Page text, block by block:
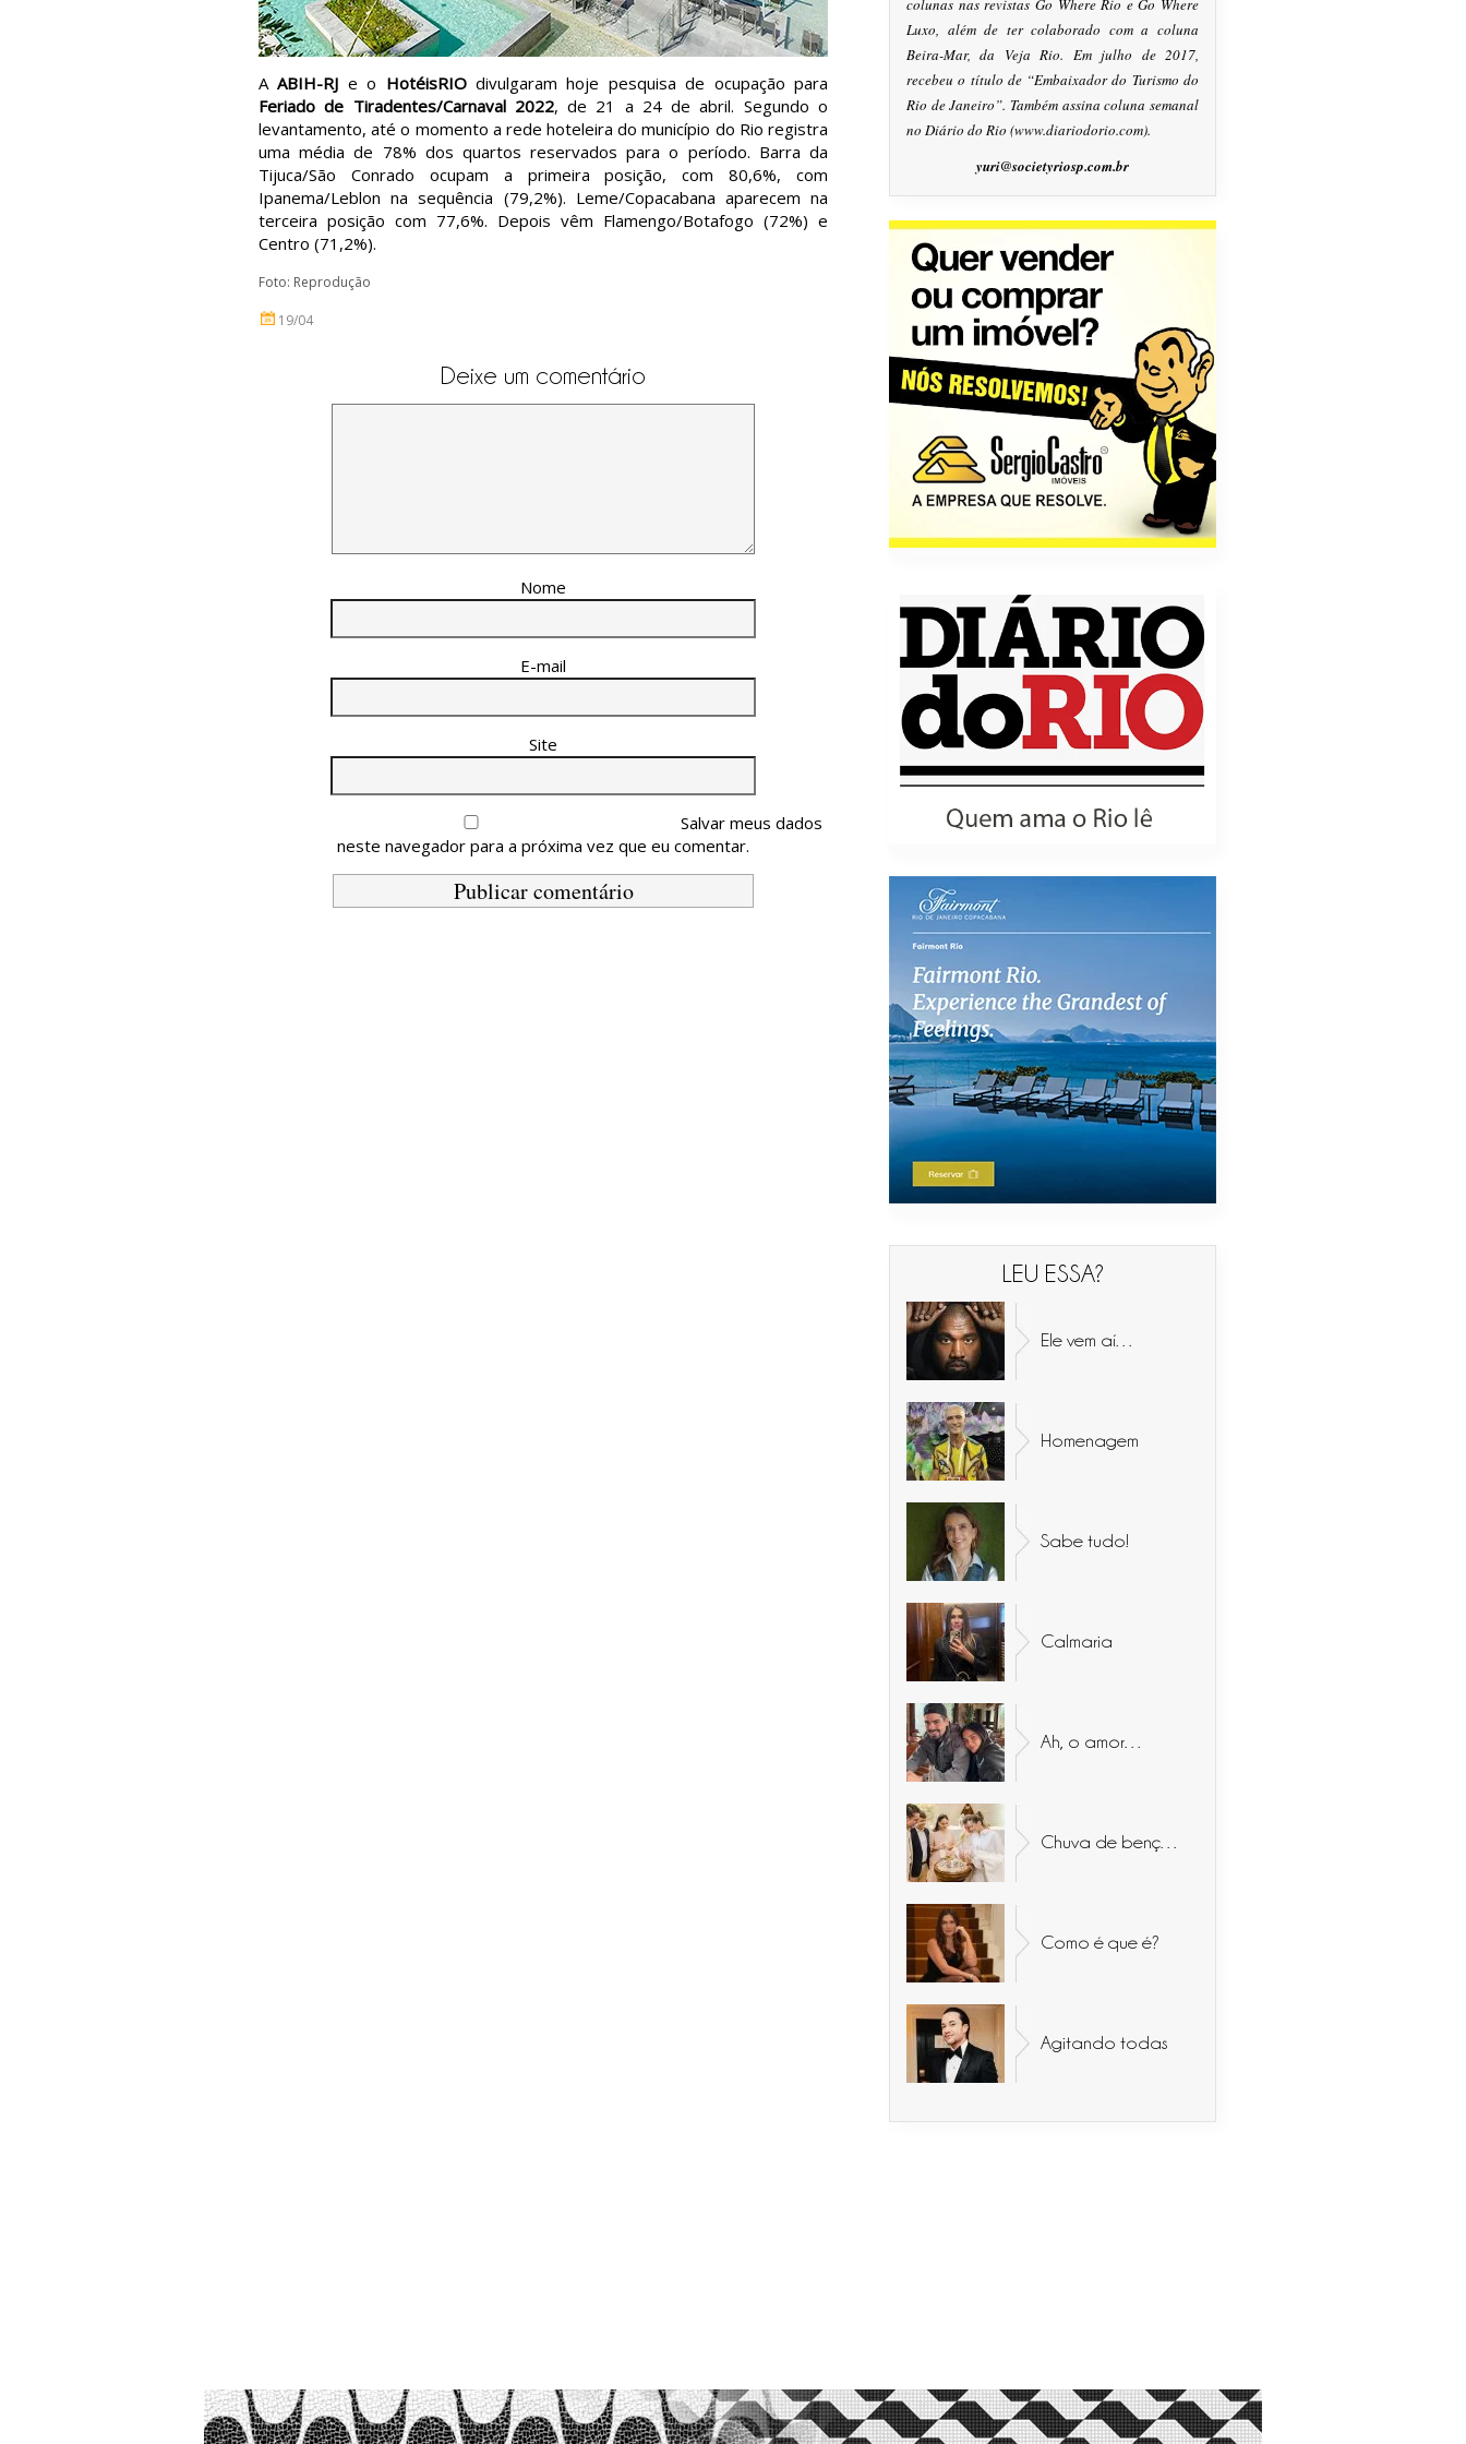
AABIH-RJ e o HotéisRIOdivulgaram hoje pesquisa de ocupação para
Feriado de Tiradentes/Carnaval 2022, de 21 a 24 de abril. Segundo o
levantamento, até o momento a rede hoteleira do município do Rio registra
uma média de 78% dos quartos reservados para o período. Barra da
Tijuca/São Conrado ocupam a primeira posição, com 80,6%, com
Ipanema/Leblon na sequência (79,2%). Leme/Copacabana aparecem na
terceira posição com 77,6%. Depois vêm Flamengo/Botafogo (72%) e
Centro (71,2%).
Foto: Reprodução
19/04
Deixe um comentário
Nome
E-mail
Site
Salvar meus dados
neste navegador para a próxima vez que eu comentar.
colunas nas revistas Go Where Rio e Go Where
Luxo, além de ter colaborado com a coluna
Beira-Mar, da Veja Rio. Em julho de 2017,
recebeu o título de “Embaixador do Turismo do
Rio de Janeiro”. Também assina coluna semanal
no Diário do Rio (www.diariodorio.com).
yuri@societyriosp.com.br
LEU ESSA?
Ele vem aí…
Homenagem
Sabe tudo!
Calmaria
Ah, o amor…
Como é que é?
Agitando todas